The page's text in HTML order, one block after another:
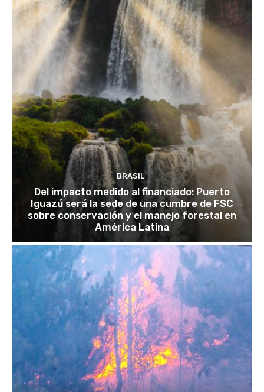
BRASIL
Del impacto medido al financiado: Puerto
Iguazú será la sede de una cumbre de FSC
sobre conservación y el manejo forestal en
América Latina